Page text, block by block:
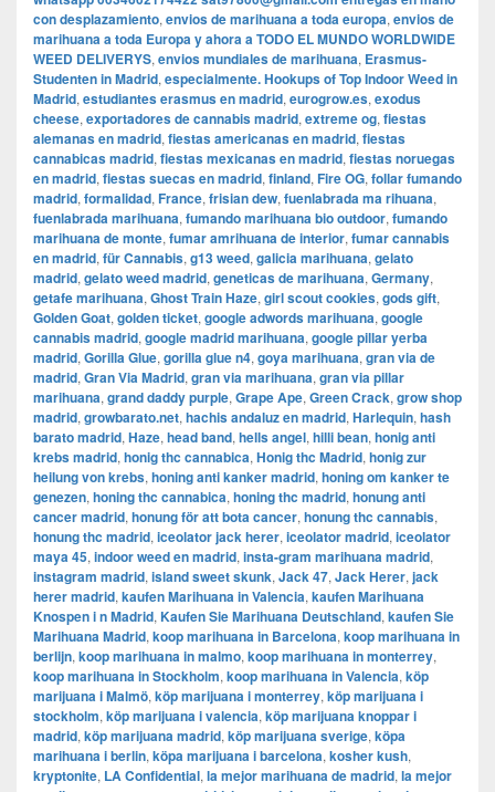
con desplazamiento, envios de marihuana a toda europa, envios de
marihuana a toda Europa y ahora a TODO EL MUNDO WORLDWIDE
WEED DELIVERYS, envios mundiales de marihuana, Erasmus-
Studenten in Madrid, especialmente. Hookups of Top Indoor Weed in
Madrid, estudiantes erasmus en madrid, eurogrow.es, exodus
cheese, exportadores de cannabis madrid, extreme og, fiestas
alemanas en madrid, fiestas americanas en madrid, fiestas
cannabicas madrid, fiestas mexicanas en madrid, fiestas noruegas
en madrid, fiestas suecas en madrid, finland, Fire OG, follar fumando
madrid, formalidad, France, frisian dew, fuenlabrada ma rihuana,
fuenlabrada marihuana, fumando marihuana bio outdoor, fumando
marihuana de monte, fumar amrihuana de interior, fumar cannabis
en madrid, für Cannabis, g13 weed, galicia marihuana, gelato
madrid, gelato weed madrid, geneticas de marihuana, Germany,
getafe marihuana, Ghost Train Haze, girl scout cookies, gods gift,
Golden Goat, golden ticket, google adwords marihuana, google
cannabis madrid, google madrid marihuana, google pillar yerba
madrid, Gorilla Glue, gorilla glue n4, goya marihuana, gran via de
madrid, ​​Gran Via Madrid, gran via marihuana, gran via pillar
marihuana, grand daddy purple, Grape Ape, Green Crack, grow shop
madrid, growbarato.net, hachis andaluz en madrid, Harlequin, hash
barato madrid, Haze, head band, hells angel, hilli bean, honig anti
krebs madrid, honig thc cannabica, Honig thc Madrid, honig zur
heilung von krebs, honing anti kanker madrid, honing om kanker te
genezen, honing thc cannabica, honing thc madrid, honung anti
cancer madrid, honung för att bota cancer, honung thc cannabis,
honung thc madrid, iceolator jack herer, iceolator madrid, iceolator
maya 45, indoor weed en madrid, insta-gram marihuana madrid,
instagram madrid, island sweet skunk, Jack 47, Jack Herer, jack
herer madrid, kaufen Marihuana in Valencia, kaufen Marihuana
Knospen i n Madrid, Kaufen Sie Marihuana Deutschland, kaufen Sie
Marihuana Madrid, koop marihuana in Barcelona, koop marihuana in
berlijn, koop marihuana in malmo, koop marihuana in monterrey,
koop marihuana in Stockholm, ​​koop marihuana in Valencia, köp
marijuana i Malmö, köp marijuana i monterrey, köp marijuana i
stockholm, ​​köp marijuana i valencia, köp marijuana knoppar i
madrid, köp marijuana madrid, köp marijuana sverige, köpa
marihuana i berlin, köpa marijuana i barcelona, kosher kush,
kryptonite, LA Confidential, la mejor marihuana de madrid, la mejor